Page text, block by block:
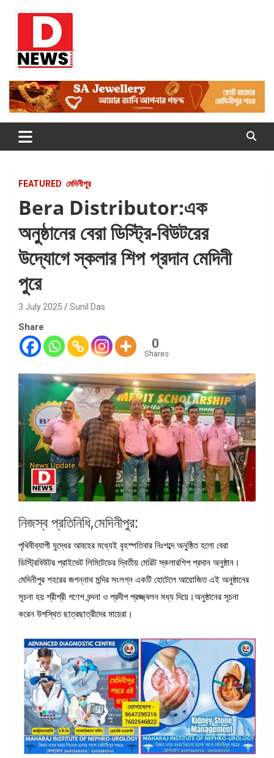
Dnews
#Medinipur24X7News
FEATURED মেদিনীপুর
Bera Distributor:এক
অনুষ্ঠানের বেরা ডিস্ট্রি-বিউটরের
উদ্যোগে স্কলার শিপ প্রদান মেদিনী
পুরে
3 July 2025 Sunil Das
Share
0
Shares
নিজস্ব প্রতিনিধি,মেদিনীপুর:
পৃথিবীব্যাপী যুদ্ধের আবহের মধ্যেই বৃহস্পতিবার নিঃশব্দে অনুষ্ঠিত হলো বেরা
ডিস্ট্রিবিউটর প্রাইভেট লিমিটেডের দ্বিতীয় মেরিট স্কলারশিপ প্রদান অনুষ্ঠান।
মেদিনীপুর শহরের জগন্নাথ মন্দির সংলগ্ন একটি হোটেলে আয়োজিত এই অনুষ্ঠানের
সূচনা হয় শ্রীশ্রী গণেশ বন্দনা ও প্রদীপ প্রজ্জ্বলন মধ্য দিয়ে।অনুষ্ঠানের সূচনা
করেন উপস্থিত ছাত্রছাত্রীদের মায়েরা।